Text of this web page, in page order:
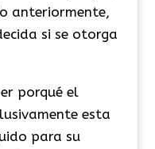
anteriormente,
si se otorga
porqué el
esta
para su